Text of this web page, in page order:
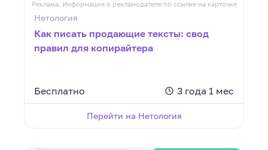
Реклама. Информация о рекламодателе по ссылке на карточке
Нетология
Как писать продающие тексты: свод
правил для копирайтера
Бесплатно 3 года 1 мес
Перейти на Нетология